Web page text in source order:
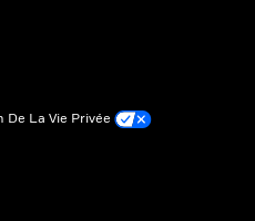
De La Vie Privée